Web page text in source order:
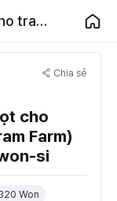
Tuyển dụng người trồng trọt cho trang trại trồng ớt bột (Garam Farm) tại Daesan-myeon, Changwon-si
Chia sẻ
cho
Farm)
si
Won